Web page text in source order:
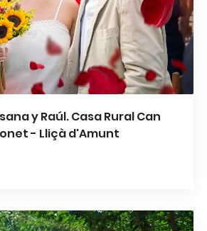
y Raúl. Casa Rural Can
- Lliçà d'Amunt